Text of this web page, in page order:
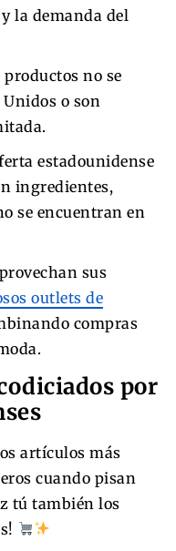
la demanda del
no se
o son
estadounidense
ingredientes,
se encuentran en
sus
outlets de
compras
por
artículos más
cuando pisan
tú también los